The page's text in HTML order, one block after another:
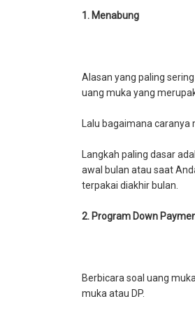
1. Menabung
Alasan yang paling
uang muka yang
Lalu bagaimana
Langkah paling dasar
awal bulan atau saat
terpakai diakhir bulan.
2. Program Down
Berbicara soal uang
muka atau DP.